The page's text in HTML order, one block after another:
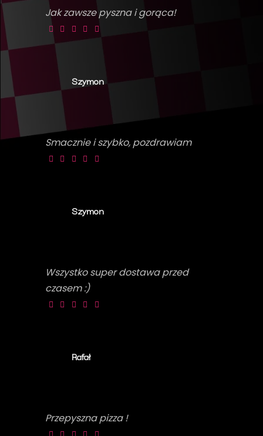
Jak zawsze pyszna i gorąca!
Szymon
Smacznie i szybko, pozdrawiam
Szymon
Wszystko super dostawa przed
czasem :)
Rafał
Przepyszna pizza !